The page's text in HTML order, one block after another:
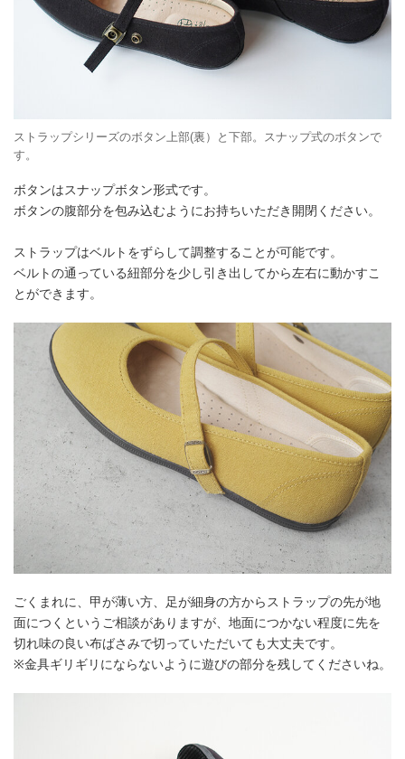
ストラップシリーズのボタン上部(裏）と下部。スナップ式のボタンで
す。
ボタンはスナップボタン形式です。
ボタンの腹部分を包み込むようにお持ちいただき開閉ください。
ストラップはベルトをずらして調整することが可能です。
ベルトの通っている紐部分を少し引き出してから左右に動かすこ
とができます。
ごくまれに、甲が薄い方、足が細身の方からストラップの先が地
面につくというご相談がありますが、地面につかない程度に先を
切れ味の良い布ばさみで切っていただいても大丈夫です。
※金具ギリギリにならないように遊びの部分を残してくださいね。